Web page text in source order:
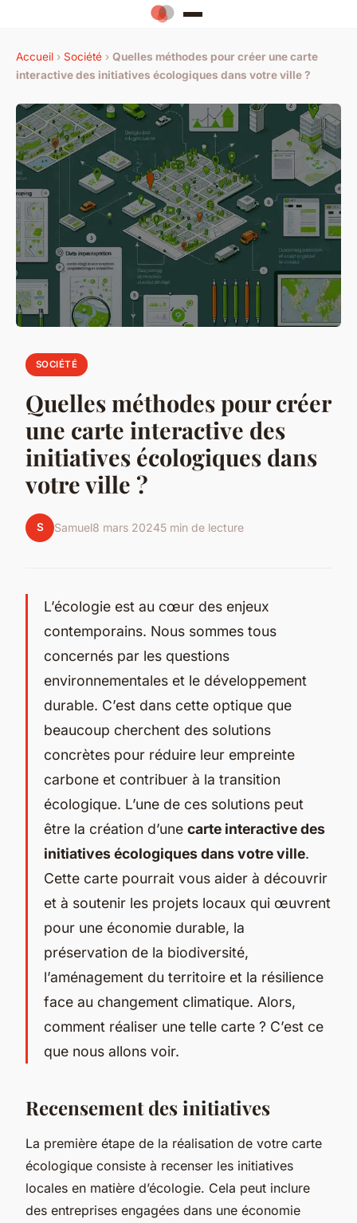
Accueil › Société › Quelles méthodes pour créer une carte
interactive des initiatives écologiques dans votre ville ?
SOCIÉTÉ
Quelles méthodes pour créer
une carte interactive des
initiatives écologiques dans
votre ville ?
S Samuel8 mars 20245 min de lecture
L’écologie est au cœur des enjeux
contemporains. Nous sommes tous
concernés par les questions
environnementales et le développement
durable. C’est dans cette optique que
beaucoup cherchent des solutions
concrètes pour réduire leur empreinte
carbone et contribuer à la transition
écologique. L’une de ces solutions peut
être la création d’une carte interactive des
initiatives écologiques dans votre ville.
Cette carte pourrait vous aider à découvrir
et à soutenir les projets locaux qui œuvrent
pour une économie durable, la
préservation de la biodiversité,
l’aménagement du territoire et la résilience
face au changement climatique. Alors,
comment réaliser une telle carte ? C’est ce
que nous allons voir.
Recensement des initiatives
La première étape de la réalisation de votre carte
écologique consiste à recenser les initiatives
locales en matière d’écologie. Cela peut inclure
des entreprises engagées dans une économie